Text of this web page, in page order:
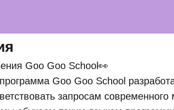
Goo Goo School👀
Goo Goo School
запросам современного